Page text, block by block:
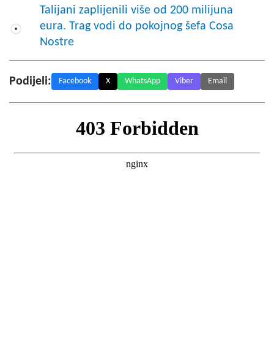
Talijani zaplijenili više od 200 milijuna
eura. Trag vodi do pokojnog šefa Cosa
Nostre
Podijeli: Facebook X WhatsApp Viber Email